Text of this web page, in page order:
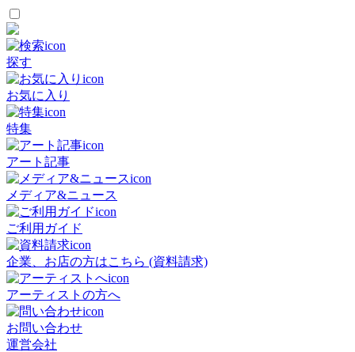
探す
お気に入り
特集
アート記事
メディア&ニュース
ご利用ガイド
企業、お店の方はこちら (資料請求)
アーティストの方へ
お問い合わせ
運営会社